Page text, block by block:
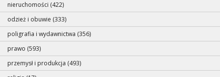
nieruchomości (422)
odzież i obuwie (333)
poligrafia i wydawnictwa (356)
prawo (593)
przemysł i produkcja (493)